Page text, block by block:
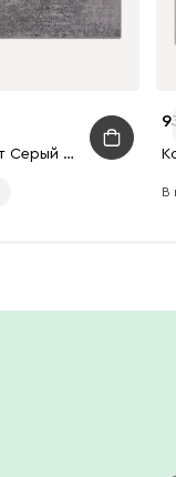
Ковер Делайт Серый 160x230
В